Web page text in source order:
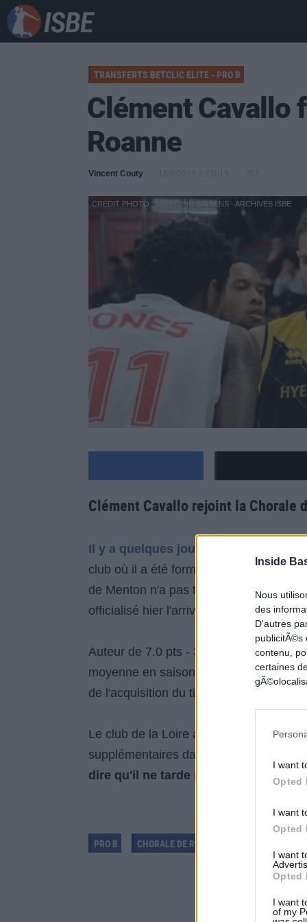
Inside
Nous
des
D'autres
publicitÃ©s
contenu,
certaines
I want
Opted
I want
Opted
I want
Opted
I want
of my
TRANSFERTS BETCLIC ELITE - PRO B
Clément Cavallo
Roanne
Vincent Couty
CRÉDIT PHOTO : MARYLINE CALLENS - ARCHIVES ISBE
Clément Cavallo rejoint la Chorale
Il y a quelques jours, Clément
club où il a été formé et avec lequel il
de Menton n'a pas tardé à retrouver un
officialisé hier l'arrivée de ce poste 3
Auteur de 7.0 pts - 3.4 rebonds - 1.8
moyenne en saison régulière, ce
de l'acquisition du titre 2015-2016.
Le club de la Loire a également recruté
supplémentaires dans les prochains
dire qu'il ne tarde pas à composer
PRO B CHORALE DE ROANNE